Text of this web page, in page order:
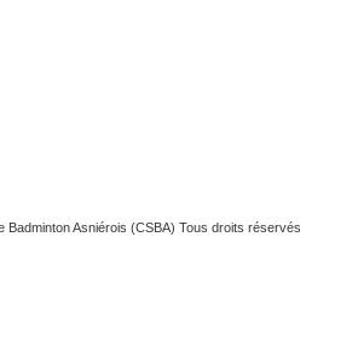
Badminton Asniérois (CSBA) Tous droits réservés